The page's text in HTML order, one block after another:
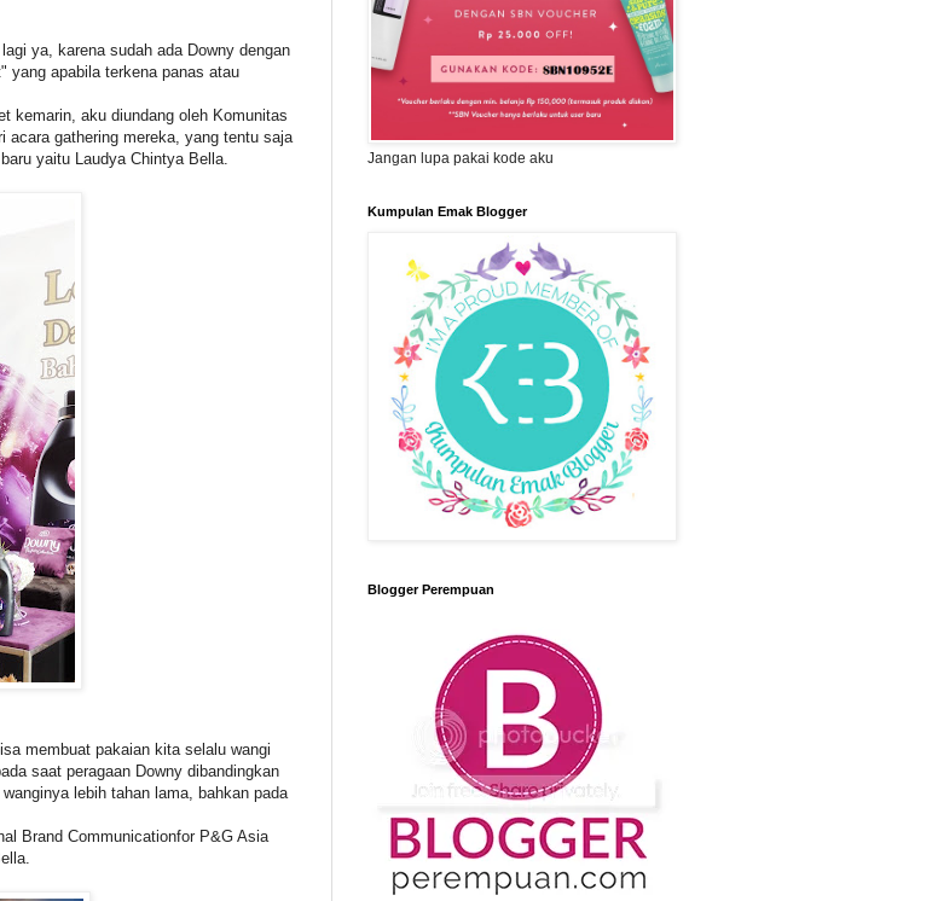
ya, karena sudah ada Downy dengan
yang apabila terkena panas atau
kemarin, aku diundang oleh Komunitas
acara gathering mereka, yang tentu saja
yaitu Laudya Chintya Bella.
membuat pakaian kita selalu wangi
saat peragaan Downy dibandingkan
lebih tahan lama, bahkan pada
Brand Communicationfor P&G Asia
Jangan lupa pakai kode aku
Kumpulan Emak Blogger
Blogger Perempuan